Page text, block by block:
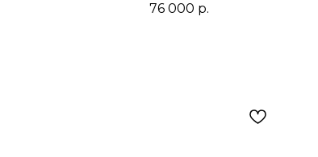
76 000 р.